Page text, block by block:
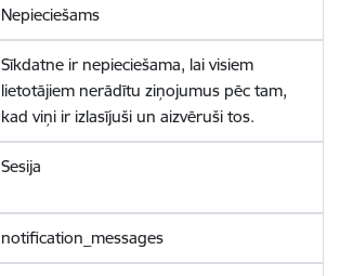
Nepieciešams
Sīkdatne ir nepieciešama, lai visiem
lietotājiem nerādītu ziņojumus pēc tam,
kad viņi ir izlasījuši un aizvēruši tos.
Sesija
notification_messages